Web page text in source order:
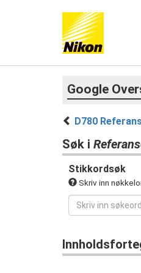
Google
D780
Søk i
Stikkordsøk
Skriv inn